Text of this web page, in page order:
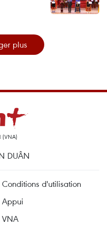
plus
(VNA)
DUÂN
Conditions d'utilisation
Appui
VNA